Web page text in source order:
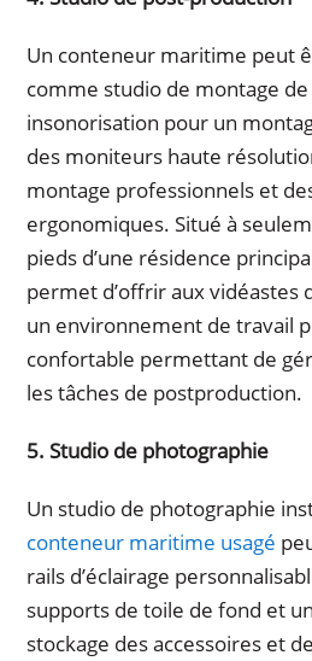
Un conteneur maritime peut
comme studio de montage
insonorisation pour un
des moniteurs haute
montage professionnels et
ergonomiques. Situé à
pieds d’une résidence
permet d’offrir aux vidéastes
un environnement de travail
confortable permettant de
les tâches de postproduction.
5. Studio de photographie
Un studio de photographie
conteneur maritime usagé
rails d’éclairage
supports de toile de fond et
stockage des accessoires et